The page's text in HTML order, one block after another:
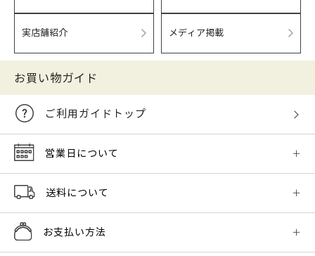
実店舗紹介 メディア掲載
お買い物ガイド
ご利用ガイドトップ
営業日について
送料について
お支払い方法